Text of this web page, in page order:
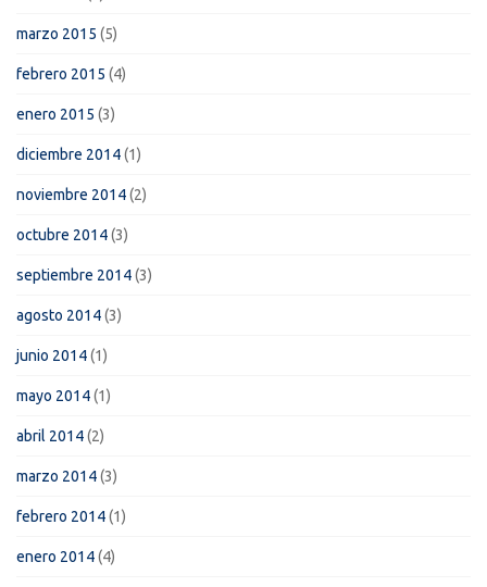
marzo 2015 (5)
febrero 2015 (4)
enero 2015 (3)
diciembre 2014(1)
noviembre 2014(2)
octubre 2014(3)
septiembre 2014(3)
agosto 2014(3)
junio 2014(1)
mayo 2014(1)
abril 2014(2)
marzo 2014(3)
febrero 2014(1)
enero 2014(4)